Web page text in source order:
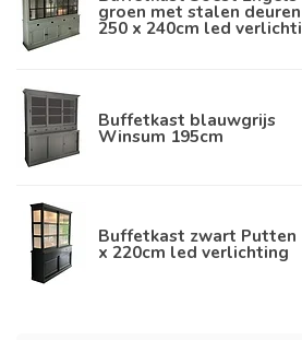
groen met stalen deuren
250 x 240cm led
Buffetkast blauwgrijs
Winsum 195cm
Buffetkast zwart Putten
x 220cm led verlichting